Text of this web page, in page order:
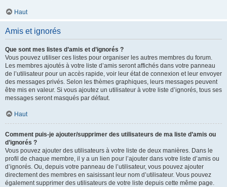
Haut
Amis et ignorés
Que sont mes listes d’amis et d’ignorés ?
Vous pouvez utiliser ces listes pour organiser les autres membres du forum.
Les membres ajoutés à votre liste d’amis seront affichés dans votre panneau
de l’utilisateur pour un accès rapide, voir leur état de connexion et leur envoyer
des messages privés. Selon les thèmes graphiques, leurs messages peuvent
être mis en valeur. Si vous ajoutez un utilisateur à votre liste d’ignorés, tous ses
messages seront masqués par défaut.
Haut
Comment puis-je ajouter/supprimer des utilisateurs de ma liste d’amis ou
d’ignorés ?
Vous pouvez ajouter des utilisateurs à votre liste de deux manières. Dans le
profil de chaque membre, il y a un lien pour l’ajouter dans votre liste d’amis ou
d’ignorés. Ou, depuis votre panneau de l’utilisateur, vous pouvez ajouter
directement des membres en saisissant leur nom d’utilisateur. Vous pouvez
également supprimer des utilisateurs de votre liste depuis cette même page.